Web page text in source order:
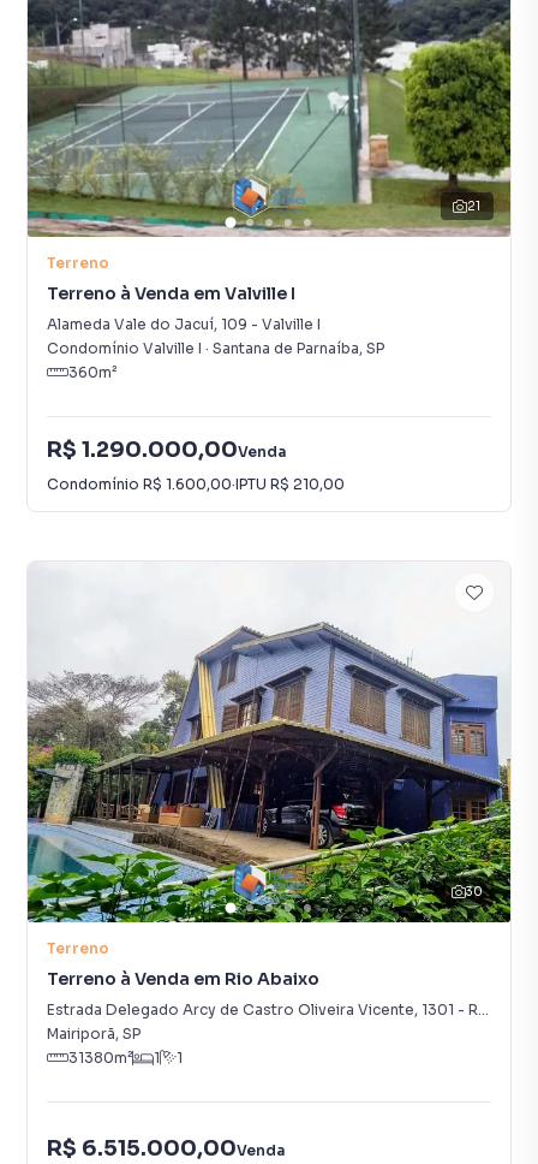
21
Terreno
Terreno à Venda em Valville I
Alameda Vale do Jacuí, 109 - Valville I
Condomínio Valville I · Santana de Parnaíba, SP
360m²
R$ 1.290.000,00Venda
Condomínio R$ 1.600,00·IPTU R$ 210,00
30
Terreno
Terreno à Venda em Rio Abaixo
Estrada Delegado Arcy de Castro Oliveira Vicente, 1301 - Rio Abaixo
Mairiporã, SP
31380m² 1 1
R$ 6.515.000,00Venda